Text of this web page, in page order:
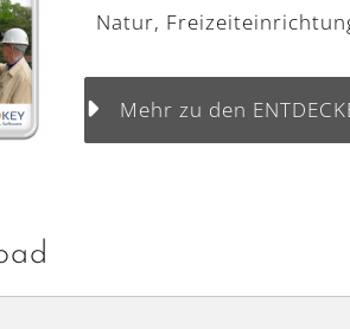
Natur,
Mehr zu den